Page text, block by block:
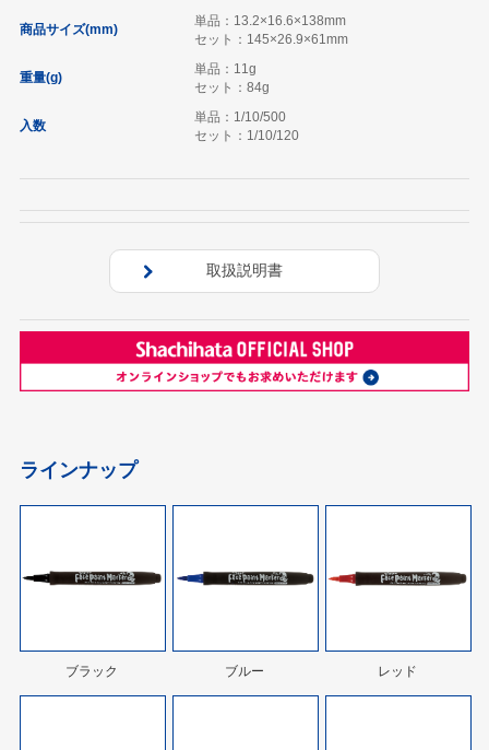
商品サイズ(mm)
単品：13.2×16.6×138mm
セット：145×26.9×61mm
重量(g)
単品：11g
セット：84g
入数
単品：1/10/500
セット：1/10/120
取扱説明書
ラインナップ
ブラック ブルー レッド